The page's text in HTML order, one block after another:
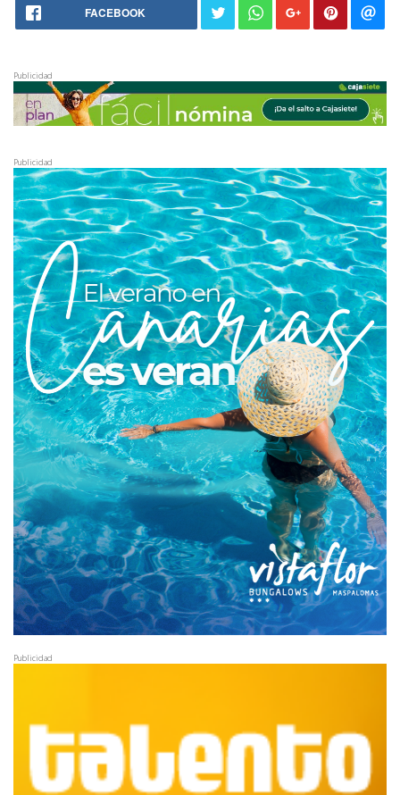
FACEBOOK
Publicidad
Publicidad
Publicidad